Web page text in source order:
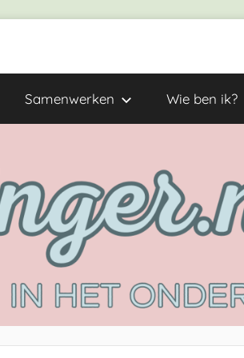
Samenwerken Wie ben ik?